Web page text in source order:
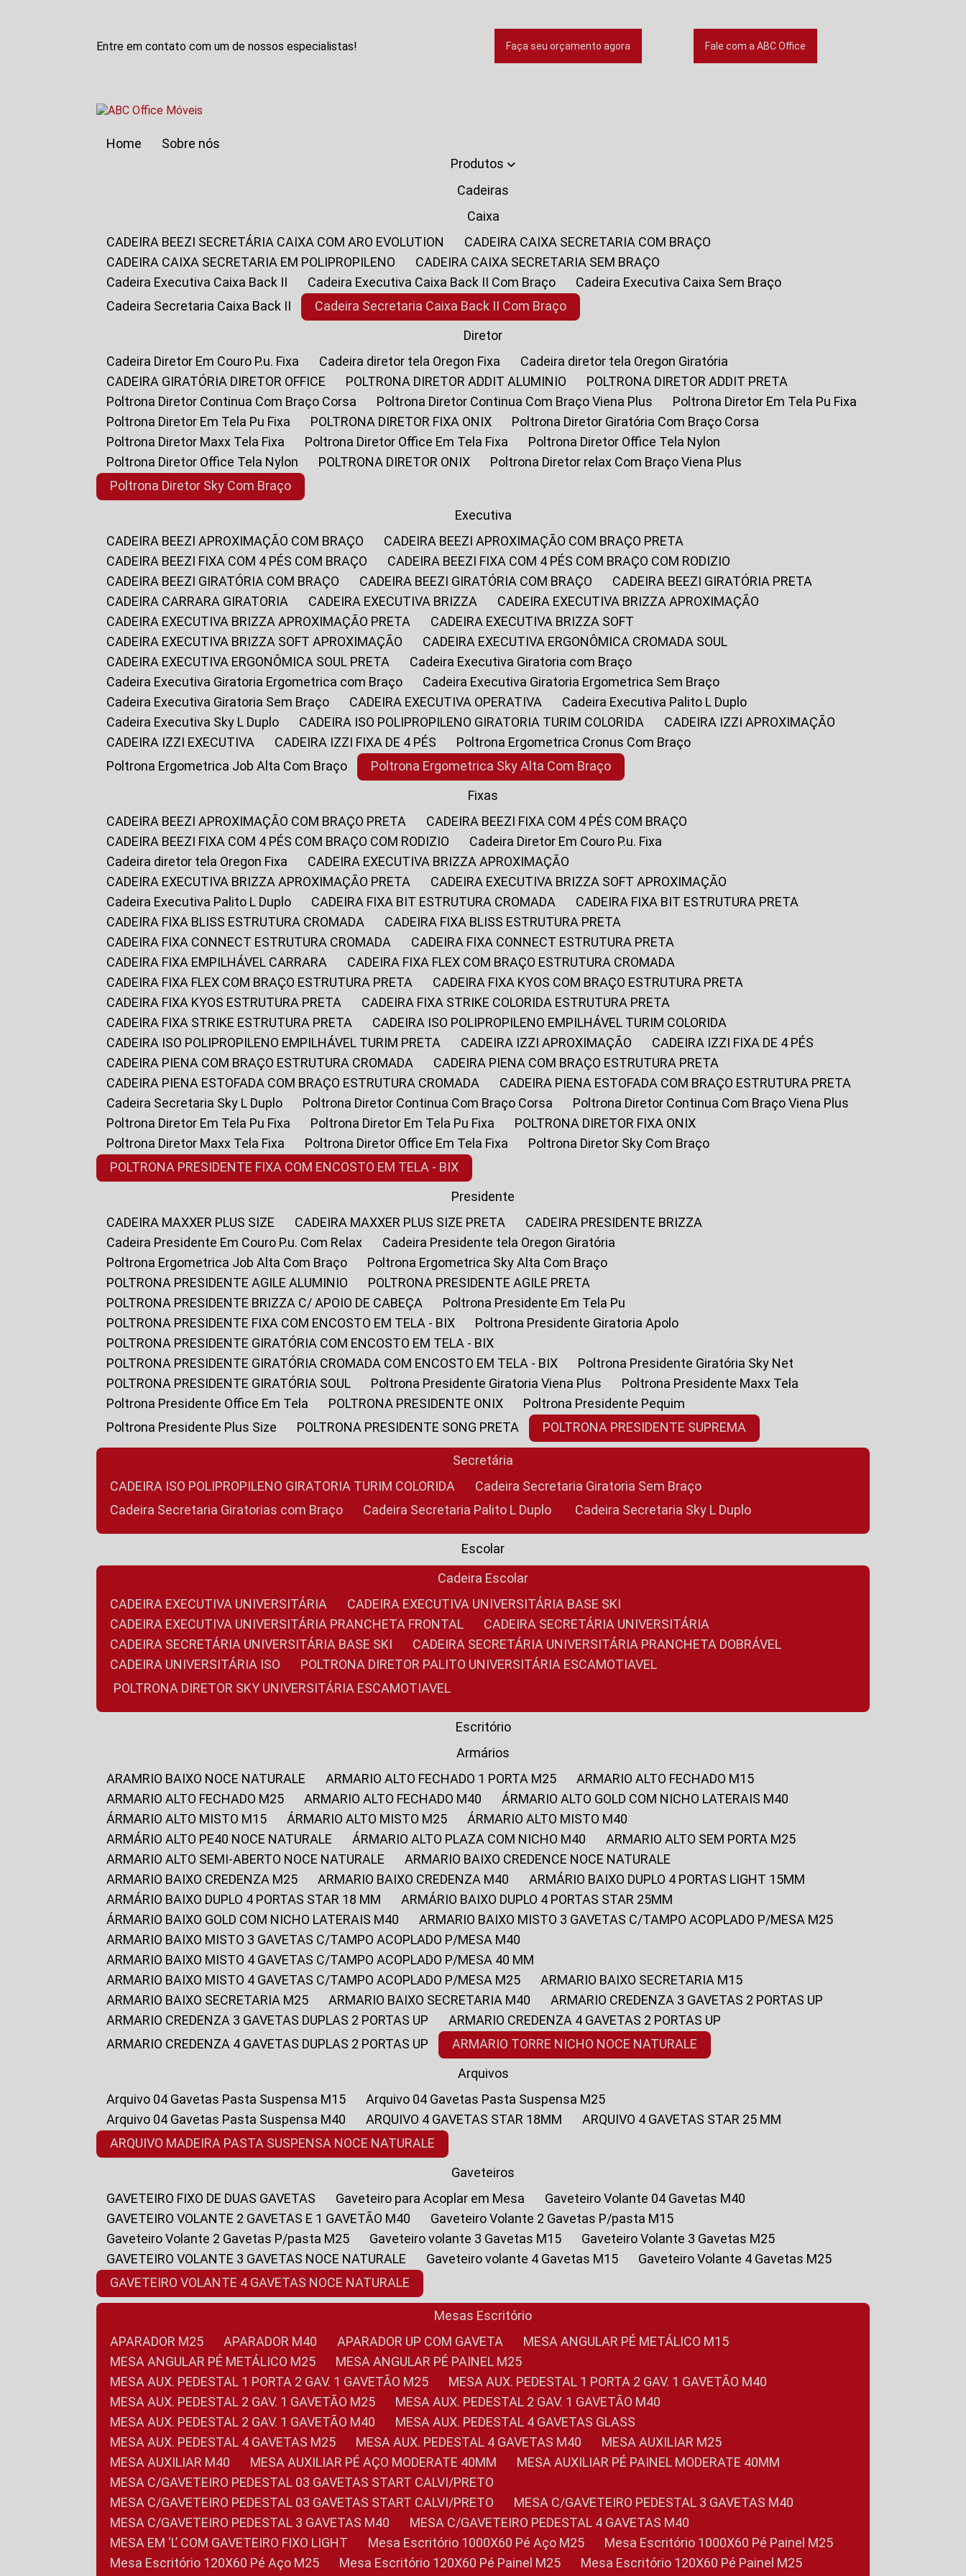
Entre em contato com um de nossos especialistas! Faça seu orçamento agora Fale com a ABC Office
Home
Sobre nós
Produtos
Cadeiras
Caixa
CADEIRA BEEZI SECRETÁRIA CAIXA COM ARO EVOLUTION
CADEIRA CAIXA SECRETARIA COM BRAÇO
CADEIRA CAIXA SECRETARIA EM POLIPROPILENO
CADEIRA CAIXA SECRETARIA SEM BRAÇO
Cadeira Executiva Caixa Back II
Cadeira Executiva Caixa Back II Com Braço
Cadeira Executiva Caixa Sem Braço
Cadeira Secretaria Caixa Back II
Cadeira Secretaria Caixa Back II Com Braço
Diretor
Cadeira Diretor Em Couro P.u. Fixa
Cadeira diretor tela Oregon Fixa
Cadeira diretor tela Oregon Giratória
CADEIRA GIRATÓRIA DIRETOR OFFICE
POLTRONA DIRETOR ADDIT ALUMINIO
POLTRONA DIRETOR ADDIT PRETA
Poltrona Diretor Continua Com Braço Corsa
Poltrona Diretor Continua Com Braço Viena Plus
Poltrona Diretor Em Tela Pu Fixa
Poltrona Diretor Em Tela Pu Fixa
POLTRONA DIRETOR FIXA ONIX
Poltrona Diretor Giratória Com Braço Corsa
Poltrona Diretor Maxx Tela Fixa
Poltrona Diretor Office Em Tela Fixa
Poltrona Diretor Office Tela Nylon
Poltrona Diretor Office Tela Nylon
POLTRONA DIRETOR ONIX
Poltrona Diretor relax Com Braço Viena Plus
Poltrona Diretor Sky Com Braço
Executiva
CADEIRA BEEZI APROXIMAÇÃO COM BRAÇO
CADEIRA BEEZI APROXIMAÇÃO COM BRAÇO PRETA
CADEIRA BEEZI FIXA COM 4 PÉS COM BRAÇO
CADEIRA BEEZI FIXA COM 4 PÉS COM BRAÇO COM RODIZIO
CADEIRA BEEZI GIRATÓRIA COM BRAÇO
CADEIRA BEEZI GIRATÓRIA COM BRAÇO
CADEIRA BEEZI GIRATÓRIA PRETA
CADEIRA CARRARA GIRATORIA
CADEIRA EXECUTIVA BRIZZA
CADEIRA EXECUTIVA BRIZZA APROXIMAÇÃO
CADEIRA EXECUTIVA BRIZZA APROXIMAÇÃO PRETA
CADEIRA EXECUTIVA BRIZZA SOFT
CADEIRA EXECUTIVA BRIZZA SOFT APROXIMAÇÃO
CADEIRA EXECUTIVA ERGONÔMICA CROMADA SOUL
CADEIRA EXECUTIVA ERGONÔMICA SOUL PRETA
Cadeira Executiva Giratoria com Braço
Cadeira Executiva Giratoria Ergometrica com Braço
Cadeira Executiva Giratoria Ergometrica Sem Braço
Cadeira Executiva Giratoria Sem Braço
CADEIRA EXECUTIVA OPERATIVA
Cadeira Executiva Palito L Duplo
Cadeira Executiva Sky L Duplo
CADEIRA ISO POLIPROPILENO GIRATORIA TURIM COLORIDA
CADEIRA IZZI APROXIMAÇÃO
CADEIRA IZZI EXECUTIVA
CADEIRA IZZI FIXA DE 4 PÉS
Poltrona Ergometrica Cronus Com Braço
Poltrona Ergometrica Job Alta Com Braço
Poltrona Ergometrica Sky Alta Com Braço
Fixas
CADEIRA BEEZI APROXIMAÇÃO COM BRAÇO PRETA
CADEIRA BEEZI FIXA COM 4 PÉS COM BRAÇO
CADEIRA BEEZI FIXA COM 4 PÉS COM BRAÇO COM RODIZIO
Cadeira Diretor Em Couro P.u. Fixa
Cadeira diretor tela Oregon Fixa
CADEIRA EXECUTIVA BRIZZA APROXIMAÇÃO
CADEIRA EXECUTIVA BRIZZA APROXIMAÇÃO PRETA
CADEIRA EXECUTIVA BRIZZA SOFT APROXIMAÇÃO
Cadeira Executiva Palito L Duplo
CADEIRA FIXA BIT ESTRUTURA CROMADA
CADEIRA FIXA BIT ESTRUTURA PRETA
CADEIRA FIXA BLISS ESTRUTURA CROMADA
CADEIRA FIXA BLISS ESTRUTURA PRETA
CADEIRA FIXA CONNECT ESTRUTURA CROMADA
CADEIRA FIXA CONNECT ESTRUTURA PRETA
CADEIRA FIXA EMPILHÁVEL CARRARA
CADEIRA FIXA FLEX COM BRAÇO ESTRUTURA CROMADA
CADEIRA FIXA FLEX COM BRAÇO ESTRUTURA PRETA
CADEIRA FIXA KYOS COM BRAÇO ESTRUTURA PRETA
CADEIRA FIXA KYOS ESTRUTURA PRETA
CADEIRA FIXA STRIKE COLORIDA ESTRUTURA PRETA
CADEIRA FIXA STRIKE ESTRUTURA PRETA
CADEIRA ISO POLIPROPILENO EMPILHÁVEL TURIM COLORIDA
CADEIRA ISO POLIPROPILENO EMPILHÁVEL TURIM PRETA
CADEIRA IZZI APROXIMAÇÃO
CADEIRA IZZI FIXA DE 4 PÉS
CADEIRA PIENA COM BRAÇO ESTRUTURA CROMADA
CADEIRA PIENA COM BRAÇO ESTRUTURA PRETA
CADEIRA PIENA ESTOFADA COM BRAÇO ESTRUTURA CROMADA
CADEIRA PIENA ESTOFADA COM BRAÇO ESTRUTURA PRETA
Cadeira Secretaria Sky L Duplo
Poltrona Diretor Continua Com Braço Corsa
Poltrona Diretor Continua Com Braço Viena Plus
Poltrona Diretor Em Tela Pu Fixa
Poltrona Diretor Em Tela Pu Fixa
POLTRONA DIRETOR FIXA ONIX
Poltrona Diretor Maxx Tela Fixa
Poltrona Diretor Office Em Tela Fixa
Poltrona Diretor Sky Com Braço
POLTRONA PRESIDENTE FIXA COM ENCOSTO EM TELA - BIX
Presidente
CADEIRA MAXXER PLUS SIZE
CADEIRA MAXXER PLUS SIZE PRETA
CADEIRA PRESIDENTE BRIZZA
Cadeira Presidente Em Couro P.u. Com Relax
Cadeira Presidente tela Oregon Giratória
Poltrona Ergometrica Job Alta Com Braço
Poltrona Ergometrica Sky Alta Com Braço
POLTRONA PRESIDENTE AGILE ALUMINIO
POLTRONA PRESIDENTE AGILE PRETA
POLTRONA PRESIDENTE BRIZZA C/ APOIO DE CABEÇA
Poltrona Presidente Em Tela Pu
POLTRONA PRESIDENTE FIXA COM ENCOSTO EM TELA - BIX
Poltrona Presidente Giratoria Apolo
POLTRONA PRESIDENTE GIRATÓRIA COM ENCOSTO EM TELA - BIX
POLTRONA PRESIDENTE GIRATÓRIA CROMADA COM ENCOSTO EM TELA - BIX
Poltrona Presidente Giratória Sky Net
POLTRONA PRESIDENTE GIRATÓRIA SOUL
Poltrona Presidente Giratoria Viena Plus
Poltrona Presidente Maxx Tela
Poltrona Presidente Office Em Tela
POLTRONA PRESIDENTE ONIX
Poltrona Presidente Pequim
Poltrona Presidente Plus Size
POLTRONA PRESIDENTE SONG PRETA POLTRONA PRESIDENTE SUPREMA
Secretária
CADEIRA ISO POLIPROPILENO GIRATORIA TURIM COLORIDA
Cadeira Secretaria Giratoria Sem Braço
Cadeira Secretaria Giratorias com Braço
Cadeira Secretaria Palito L Duplo Cadeira Secretaria Sky L Duplo
Escolar
Cadeira Escolar
CADEIRA EXECUTIVA UNIVERSITÁRIA
CADEIRA EXECUTIVA UNIVERSITÁRIA BASE SKI
CADEIRA EXECUTIVA UNIVERSITÁRIA PRANCHETA FRONTAL
CADEIRA SECRETÁRIA UNIVERSITÁRIA
CADEIRA SECRETÁRIA UNIVERSITÁRIA BASE SKI
CADEIRA SECRETÁRIA UNIVERSITÁRIA PRANCHETA DOBRÁVEL
CADEIRA UNIVERSITÁRIA ISO
POLTRONA DIRETOR PALITO UNIVERSITÁRIA ESCAMOTIAVEL
POLTRONA DIRETOR SKY UNIVERSITÁRIA ESCAMOTIAVEL
Escritório
Armários
ARAMRIO BAIXO NOCE NATURALE
ARMARIO ALTO FECHADO 1 PORTA M25
ARMARIO ALTO FECHADO M15
ARMARIO ALTO FECHADO M25
ARMARIO ALTO FECHADO M40
ÁRMARIO ALTO GOLD COM NICHO LATERAIS M40
ÁRMARIO ALTO MISTO M15
ÁRMARIO ALTO MISTO M25
ÁRMARIO ALTO MISTO M40
ARMÁRIO ALTO PE40 NOCE NATURALE
ÁRMARIO ALTO PLAZA COM NICHO M40
ARMARIO ALTO SEM PORTA M25
ARMARIO ALTO SEMI-ABERTO NOCE NATURALE
ARMARIO BAIXO CREDENCE NOCE NATURALE
ARMARIO BAIXO CREDENZA M25
ARMARIO BAIXO CREDENZA M40
ARMÁRIO BAIXO DUPLO 4 PORTAS LIGHT 15MM
ARMÁRIO BAIXO DUPLO 4 PORTAS STAR 18 MM
ARMÁRIO BAIXO DUPLO 4 PORTAS STAR 25MM
ÁRMARIO BAIXO GOLD COM NICHO LATERAIS M40
ARMARIO BAIXO MISTO 3 GAVETAS C/TAMPO ACOPLADO P/MESA M25
ARMARIO BAIXO MISTO 3 GAVETAS C/TAMPO ACOPLADO P/MESA M40
ARMARIO BAIXO MISTO 4 GAVETAS C/TAMPO ACOPLADO P/MESA 40 MM
ARMARIO BAIXO MISTO 4 GAVETAS C/TAMPO ACOPLADO P/MESA M25
ARMARIO BAIXO SECRETARIA M15
ARMARIO BAIXO SECRETARIA M25
ARMARIO BAIXO SECRETARIA M40
ARMARIO CREDENZA 3 GAVETAS 2 PORTAS UP
ARMARIO CREDENZA 3 GAVETAS DUPLAS 2 PORTAS UP
ARMARIO CREDENZA 4 GAVETAS 2 PORTAS UP
ARMARIO CREDENZA 4 GAVETAS DUPLAS 2 PORTAS UP
ARMARIO TORRE NICHO NOCE NATURALE
Arquivos
Arquivo 04 Gavetas Pasta Suspensa M15
Arquivo 04 Gavetas Pasta Suspensa M25
Arquivo 04 Gavetas Pasta Suspensa M40
ARQUIVO 4 GAVETAS STAR 18MM
ARQUIVO 4 GAVETAS STAR 25 MM
ARQUIVO MADEIRA PASTA SUSPENSA NOCE NATURALE
Gaveteiros
GAVETEIRO FIXO DE DUAS GAVETAS
Gaveteiro para Acoplar em Mesa
Gaveteiro Volante 04 Gavetas M40
GAVETEIRO VOLANTE 2 GAVETAS E 1 GAVETÃO M40
Gaveteiro Volante 2 Gavetas P/pasta M15
Gaveteiro Volante 2 Gavetas P/pasta M25
Gaveteiro volante 3 Gavetas M15
Gaveteiro Volante 3 Gavetas M25
GAVETEIRO VOLANTE 3 GAVETAS NOCE NATURALE
Gaveteiro volante 4 Gavetas M15
Gaveteiro Volante 4 Gavetas M25
GAVETEIRO VOLANTE 4 GAVETAS NOCE NATURALE
Mesas Escritório
APARADOR M25
APARADOR M40 APARADOR UP COM GAVETA
MESA ANGULAR PÉ METÁLICO M15
MESA ANGULAR PÉ METÁLICO M25
MESA ANGULAR PÉ PAINEL M25
MESA AUX. PEDESTAL 1 PORTA 2 GAV. 1 GAVETÃO M25
MESA AUX. PEDESTAL 1 PORTA 2 GAV. 1 GAVETÃO M40
MESA AUX. PEDESTAL 2 GAV. 1 GAVETÃO M25
MESA AUX. PEDESTAL 2 GAV. 1 GAVETÃO M40
MESA AUX. PEDESTAL 2 GAV. 1 GAVETÃO M40
MESA AUX. PEDESTAL 4 GAVETAS GLASS
MESA AUX. PEDESTAL 4 GAVETAS M25
MESA AUX. PEDESTAL 4 GAVETAS M40
MESA AUXILIAR M25
MESA AUXILIAR M40
MESA AUXILIAR PÉ AÇO MODERATE 40MM
MESA AUXILIAR PÉ PAINEL MODERATE 40MM
MESA C/GAVETEIRO PEDESTAL 03 GAVETAS START CALVI/PRETO
MESA C/GAVETEIRO PEDESTAL 03 GAVETAS START CALVI/PRETO
MESA C/GAVETEIRO PEDESTAL 3 GAVETAS M40
MESA C/GAVETEIRO PEDESTAL 3 GAVETAS M40
MESA C/GAVETEIRO PEDESTAL 4 GAVETAS M40
MESA EM ‘L’ COM GAVETEIRO FIXO LIGHT
Mesa Escritório 1000X60 Pé Aço M25
Mesa Escritório 1000X60 Pé Painel M25
Mesa Escritório 120X60 Pé Aço M25
Mesa Escritório 120X60 Pé Painel M25
Mesa Escritório 120X60 Pé Painel M25